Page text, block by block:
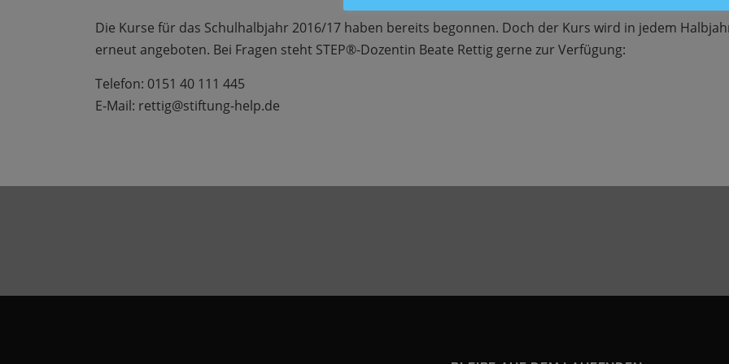
Die Kurse für das Schulhalbjahr 2016/17 haben bereits begonnen. Doch der Kurs wird in jedem
erneut angeboten. Bei Fragen steht STEP®-Dozentin Beate Rettig gerne zur Verfügung:
Telefon: 0151 40 111 445
E-Mail: rettig@stiftung-help.de